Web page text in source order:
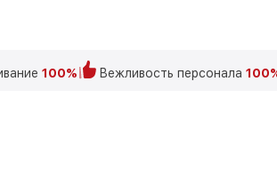
100% Вежливость персонала